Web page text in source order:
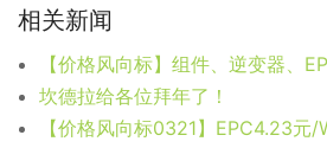
相关新闻
坎德拉给各位拜年了！